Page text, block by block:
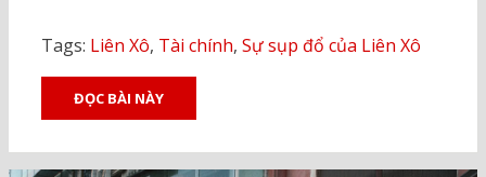
Tags: Liên Xô, Tài chính, Sự sụp đổ của Liên Xô
ĐỌC BÀI NÀY